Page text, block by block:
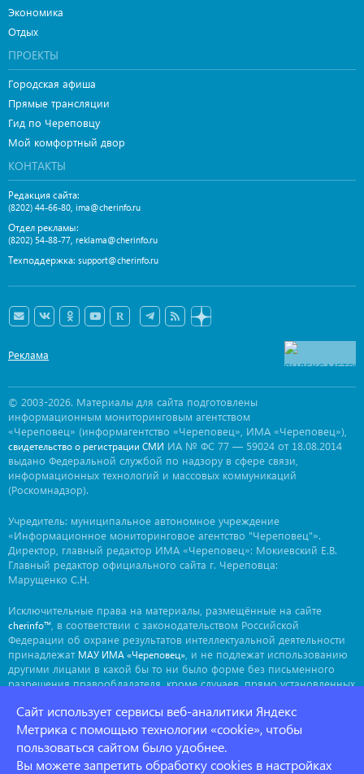
Экономика
Отдых
ПРОЕКТЫ
Городская афиша
Прямые трансляции
Гид по Череповцу
Мой комфортный двор
КОНТАКТЫ
Редакция сайта:
(8202) 44-66-80, ima@cherinfo.ru
Отдел рекламы:
(8202) 54-88-77, reklama@cherinfo.ru
Техподдержка: support@cherinfo.ru
Реклама
© 2003-2026. Материалы для сайта подготовлены
информационным мониторинговым агентством
«Череповец» (информагентство «Череповец», ИМА «Череповец»),
свидетельство о регистрации СМИ ИА № ФС 77 — 59024 от 18.08.2014
выдано Федеральной службой по надзору в сфере связи,
информационных технологий и массовых коммуникаций
(Роскомнадзор).
Учредитель: муниципальное автономное учреждение
«Информационное мониторинговое агентство "Череповец"».
Директор, главный редактор ИМА «Череповец»: Мокиевский Е.В.
Главный редактор официального сайта г. Череповца:
Марущенко С.Н.
Исключительные права на материалы, размещённые на сайте
cherinfo™ , в соответствии с законодательством Российской
Федерации об охране результатов интеллектуальной деятельности
принадлежат МАУ ИМА «Череповец» , и не подлежат использованию
другими лицами в какой бы то ни было форме без письменного
разрешения правообладателя, кроме случаев, прямо установленных
ima@cherinfo.ru. Мнение авторов может не совпадать с мнением
редакции.
При использовании материалов сайтаcherinfo™
является прямая, открытая для индексации гиперссылка на
Сайт использует сервисы веб-аналитики Яндекс
Метрика с помощью технологии «cookie», чтобы
пользоваться сайтом было удобнее.
Вы можете запретить обработку cookies в настройках